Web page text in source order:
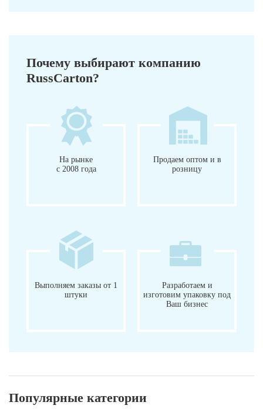
Почему выбирают компанию
RussCarton?
На рынке
с 2008 года
Продаем оптом и в
розницу
Выполняем заказы от 1
штуки
Разработаем и
изготовим упаковку под
Ваш бизнес
Популярные категории